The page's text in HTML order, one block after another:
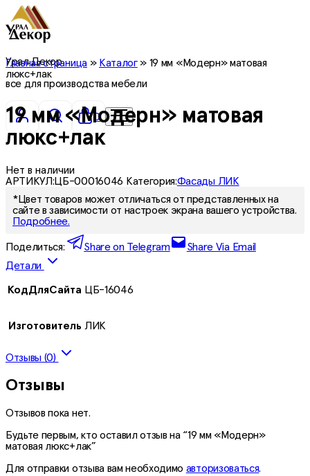
Урал Декор
все для производства мебели
0
Главная страница» Каталог» 19 мм «Модерн» матовая
люкс+лак
19 мм «Модерн» матовая
люкс+лак
Нет в наличии
АРТИКУЛ:ЦБ-00016046 Категория:Фасады ЛИК
*Цвет товаров может отличаться от представленных на
сайте в зависимости от настроек экрана вашего устройства.
Подробнее.
Поделиться: Share on Telegram
Share Via Email
Детали
КодДляСайта ЦБ-16046
Изготовитель ЛИК
Отзывы (0)
Отзывы
Отзывов пока нет.
Будьте первым, кто оставил отзыв на “19 мм «Модерн»
матовая люкс+лак”
Для отправки отзыва вам необходимо авторизоваться.